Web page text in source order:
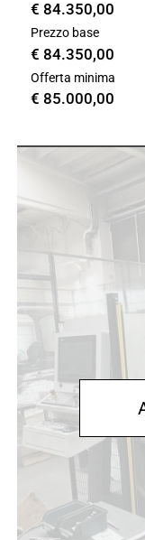
€ 84.350,00
Prezzo base
€ 84.350,00
Offerta minima
€ 85.000,00